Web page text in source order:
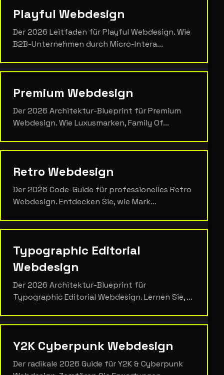
Playful Webdesign
Der 2026 Leitfaden für Playful Webdesign. Wie
B2B-Unternehmen durch Micro-Intera...
Premium Webdesign
Der 2026 Architektur-Blueprint für Premium
Webdesign. Wie Luxusmarken, Family Of...
Retro Webdesign
Der 2026 Code-Guide für professionelles Retro
Webdesign. Entdecken Sie, wie Mark...
Typographic Editorial
Webdesign
Der 2026 Architektur-Blueprint für
Typographic Editorial Webdesign. Lernen Sie, ...
Y2K Cyberpunk Webdesign
Der radikale 2026 Guide für Y2K & Cyberpunk